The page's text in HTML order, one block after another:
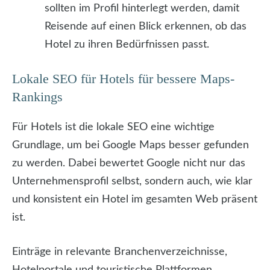
sollten im Profil hinterlegt werden, damit
Reisende auf einen Blick erkennen, ob das
Hotel zu ihren Bedürfnissen passt.
Lokale SEO für Hotels für bessere Maps-
Rankings
Für Hotels ist die lokale SEO eine wichtige
Grundlage, um bei Google Maps besser gefunden
zu werden. Dabei bewertet Google nicht nur das
Unternehmensprofil selbst, sondern auch, wie klar
und konsistent ein Hotel im gesamten Web präsent
ist.
Einträge in relevante Branchenverzeichnisse,